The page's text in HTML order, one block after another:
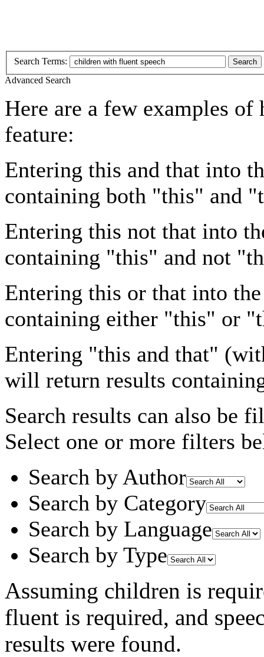
Search Terms: Search
Advanced Search
Here are a few examples of
feature:
Entering this and that into
containing both "this" and
Entering this not that into
containing "this" and not
Entering this or that into
containing either "this" or
Entering "this and that"
will return results
Search results can also be
Select one or more filters
Search by Author
Search by Category
Search by Language
Search by Type
Assuming children is
fluent is required, and
results were found.